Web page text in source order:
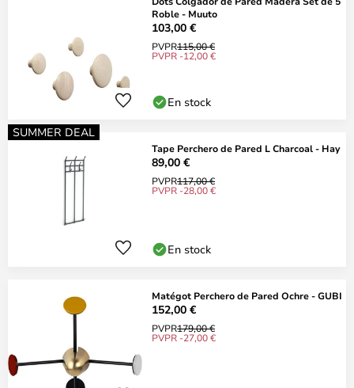
Roble - Muuto
103,00 €
PVPR115,00 €
PVPR -12,00 €
En stock
SUMMER DEAL
Tape Perchero de Pared L Charcoal - Hay
89,00 €
PVPR117,00 €
PVPR -28,00 €
En stock
Matégot Perchero de Pared Ochre - GUBI
152,00 €
PVPR179,00 €
PVPR -27,00 €